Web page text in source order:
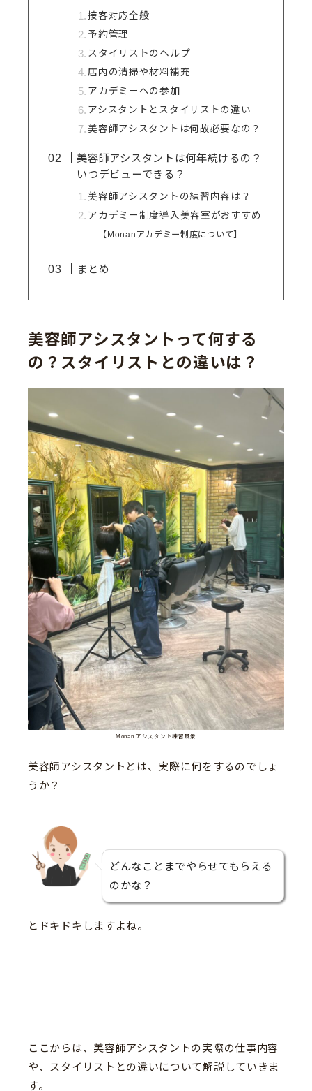
接客対応全般
予約管理
スタイリストのヘルプ
店内の清掃や材料補充
アカデミーへの参加
アシスタントとスタイリストの違い
美容師アシスタントは何故必要なの？
美容師アシスタントは何年続けるの？
いつデビューできる？
美容師アシスタントの練習内容は？
アカデミー制度導入美容室がおすすめ
【Monanアカデミー制度について】
まとめ
美容師アシスタントって何する
の？スタイリストとの違いは？
Monan アシスタント練習風景
美容師アシスタントとは、実際に何をするのでしょ
うか？
どんなことまでやらせてもらえる
のかな？
とドキドキしますよね。
ここからは、美容師アシスタントの実際の仕事内容
や、スタイリストとの違いについて解説していきま
す。